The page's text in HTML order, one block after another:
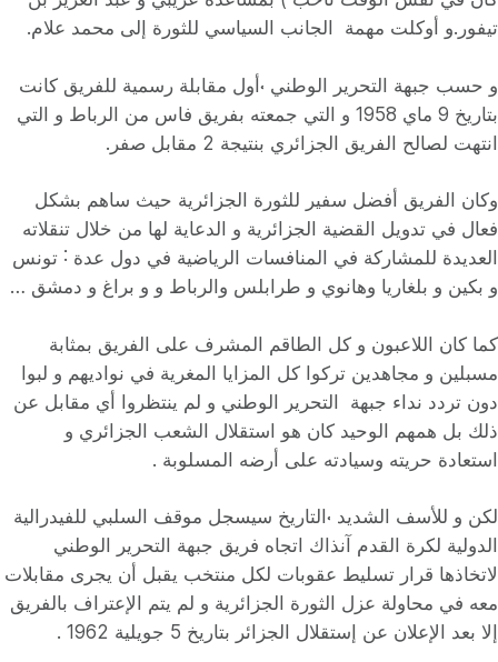
تيفور.و أوكلت مهمة الجانب السياسي للثورة إلى محمد علام.
و حسب جبهة التحرير الوطني ˓أول مقابلة رسمية للفريق كانت
بتاريخ 9 ماي 1958 و التي جمعته بفريق فاس من الرباط و التي
انتهت لصالح الفريق الجزائري بنتيجة 2 مقابل صفر.
وكان الفريق أفضل سفير للثورة الجزائرية حيث ساهم بشكل
فعال في تدويل القضية الجزائرية و الدعاية لها من خلال تنقلاته
العديدة للمشاركة في المنافسات الرياضية في دول عدة ˸ تونس
و بكين و بلغاريا وهانوي و طرابلس والرباط و و براغ و دمشق …
كما كان اللاعبون و كل الطاقم المشرف على الفريق بمثابة
مسبلين و مجاهدين تركوا كل المزايا المغرية في نواديهم و لبوا
دون تردد نداء جبهة التحرير الوطني و لم ينتظروا أي مقابل عن
ذلك بل همهم الوحيد كان هو استقلال الشعب الجزائري و
استعادة حريته وسيادته على أرضه المسلوبة .
لكن و للأسف الشديد ˓التاريخ سيسجل موقف السلبي للفيدرالية
الدولية لكرة القدم آنذاك اتجاه فريق جبهة التحرير الوطني
لاتخاذها قرار تسليط عقوبات لكل منتخب يقبل أن يجرى مقابلات
معه في محاولة عزل الثورة الجزائرية و لم يتم اﻹعتراف بالفريق
ﺇلا بعد الإعلان عن ﺇستقلال الجزائر بتاريخ 5 جويلية 1962 .